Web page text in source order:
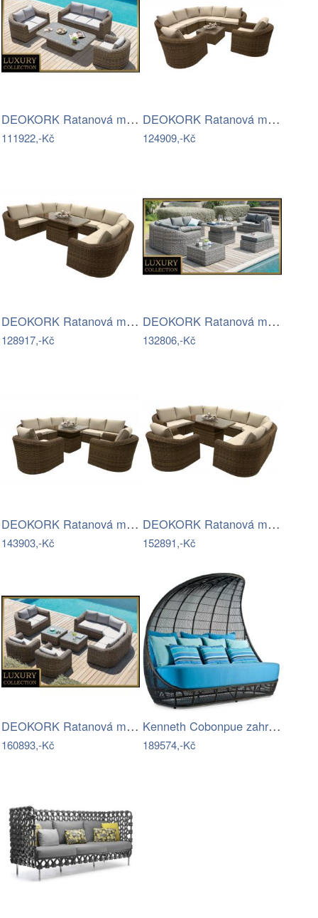
DEOKORK Ratanová modulová sestava…
111922,-Kč
DEOKORK Ratanová modulová sestava…
124909,-Kč
DEOKORK Ratanová modulová jídelní…
128917,-Kč
DEOKORK Ratanová modulová sestava…
132806,-Kč
DEOKORK Ratanová modulová sestava…
143903,-Kč
DEOKORK Ratanová modulová jídelní…
152891,-Kč
DEOKORK Ratanová modulová sestava…
160893,-Kč
Kenneth Cobonpue zahradní sedačky…
189574,-Kč